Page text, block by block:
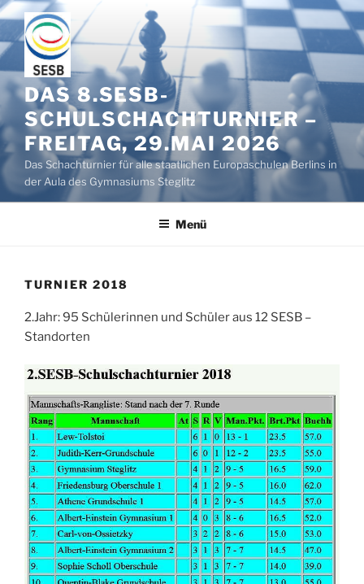
Zum
Inhalt
springen
DAS 8.SESB-
SCHULSCHACHTURNIER –
FREITAG, 29.MAI 2026
Das Schachturnier für alle staatlichen Europaschulen Berlins in
der Aula des Gymnasiums Steglitz
Menü
TURNIER 2018
2.Jahr: 95 Schülerinnen und Schüler aus 12 SESB –
Standorten